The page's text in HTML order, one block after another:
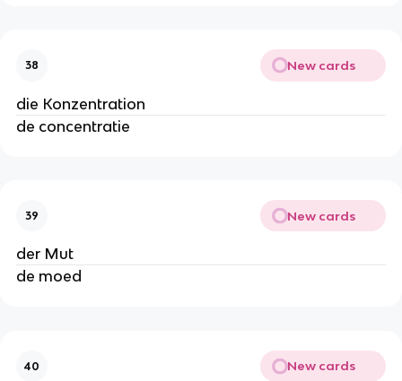
38 New cards
die Konzentration
de concentratie
39 New cards
der Mut
de moed
40 New cards